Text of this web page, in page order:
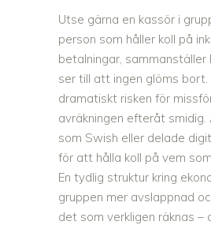
Utse gärna en kassör i
person som håller koll på
betalningar, sammanställer
ser till att ingen glöms bort.
dramatiskt risken för
avräkningen efteråt smidig.
som Swish eller delade
för att hålla koll på vem
En tydlig struktur kring
gruppen mer avslappnad
det som verkligen räknas –